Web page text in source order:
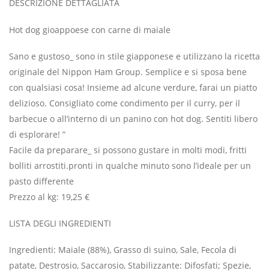
DESCRIZIONE DETTAGLIATA
Hot dog gioappoese con carne di maiale
Sano e gustoso_ sono in stile giapponese e utilizzano la ricetta
originale del Nippon Ham Group. Semplice e si sposa bene
con qualsiasi cosa! Insieme ad alcune verdure, farai un piatto
delizioso. Consigliato come condimento per il curry, per il
barbecue o all’interno di un panino con hot dog. Sentiti libero
di esplorare! ”
Facile da preparare_ si possono gustare in molti modi, fritti
bolliti arrostiti.pronti in qualche minuto sono l’ideale per un
pasto differente
Prezzo al kg: 19,25 €
LISTA DEGLI INGREDIENTI
Ingredienti: Maiale (88%), Grasso di suino, Sale, Fecola di
patate, Destrosio, Saccarosio, Stabilizzante: Difosfati; Spezie,